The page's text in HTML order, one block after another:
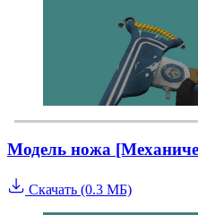
Модель ножа
Скачать (0.3 МБ)